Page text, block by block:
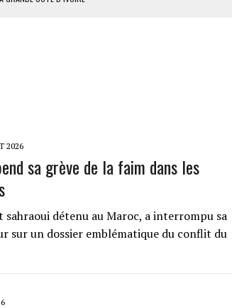
MAURITANIEN
2026
sa grève de la faim dans les
détenu au Maroc, a interrompu sa
sur un dossier emblématique du conflit du